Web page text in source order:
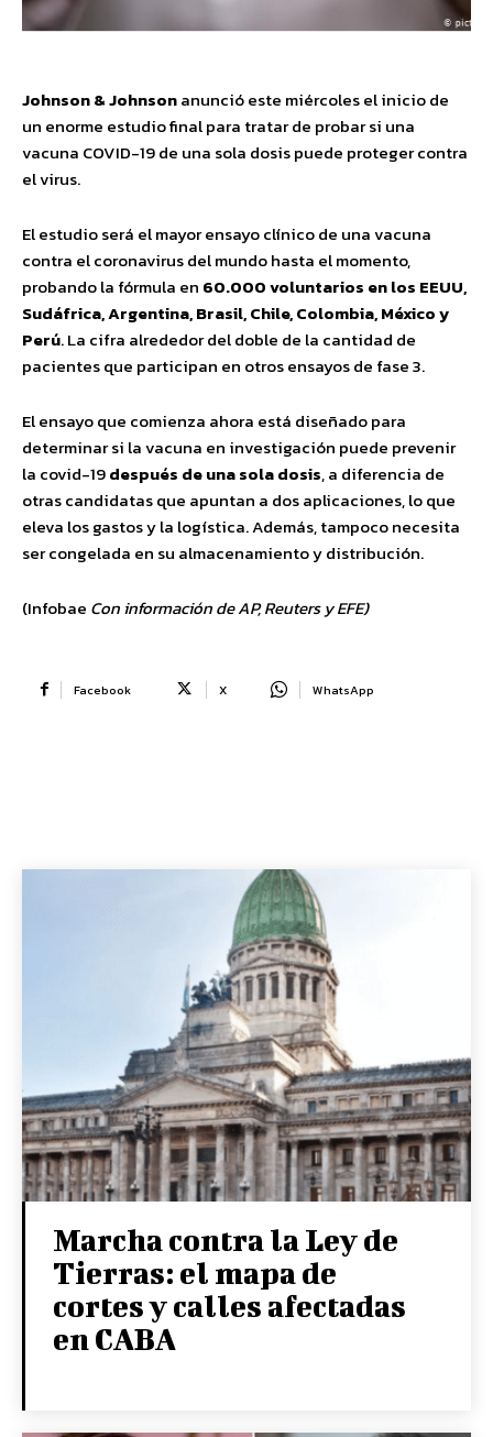
Johnson & Johnsonanunció este miércoles el inicio de
un enorme estudio final para tratar de probar si una
vacuna COVID-19 de una sola dosis puede proteger contra
el virus.
El estudio será el mayor ensayo clínico de una vacuna
contra el coronavirus del mundo hasta el momento,
probando la fórmula en 60.000 voluntarios en los EEUU,
Sudáfrica, Argentina, Brasil, Chile, Colombia, México y
Perú. La cifra alrededor del doble de la cantidad de
pacientes que participan en otros ensayos de fase 3.
El ensayo que comienza ahora está diseñado para
determinar si la vacuna en investigación puede prevenir
la covid-19después de una sola dosis, a diferencia de
otras candidatas que apuntan a dos aplicaciones, lo que
eleva los gastos y la logística. Además, tampoco necesita
ser congelada en su almacenamiento y distribución.
(Infobae Con información de AP, Reuters y EFE)
Facebook X WhatsApp
Marcha contra la Ley de
Tierras: el mapa de
cortes y calles afectadas
en CABA